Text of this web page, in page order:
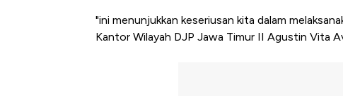
"ini menunjukkan keseriusan kita dalam
Kantor Wilayah DJP Jawa Timur II Agustin Vita